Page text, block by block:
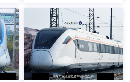
中车广东轨道交通车辆有限公司